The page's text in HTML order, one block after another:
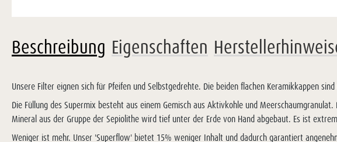
Beschreibung Eigenschaften
Unsere Filter eignen sich für Pfeifen und Selbstgedrehte. Die beiden flachen Keramikkappen
Die Füllung des Supermix besteht aus einem Gemisch aus Aktivkohle und
Mineral aus der Gruppe der Sepiolithe wird tief unter der Erde von Hand abgebaut. Es ist
Weniger ist mehr. Unser 'Superflow' bietet 15% weniger Inhalt und dadurch garantiert